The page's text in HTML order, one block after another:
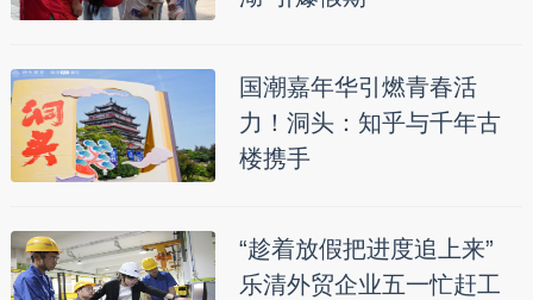
国潮嘉年华引燃青春活
力！洞头：知乎与千年古
楼携手
“趁着放假把进度追上来”
乐清外贸企业五一忙赶工